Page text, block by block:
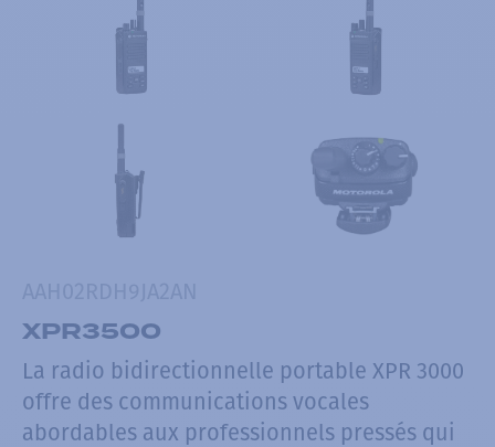
XPR3500
La radio bidirectionnelle portable XPR 3000
offre des communications vocales
abordables aux professionnels pressés qui